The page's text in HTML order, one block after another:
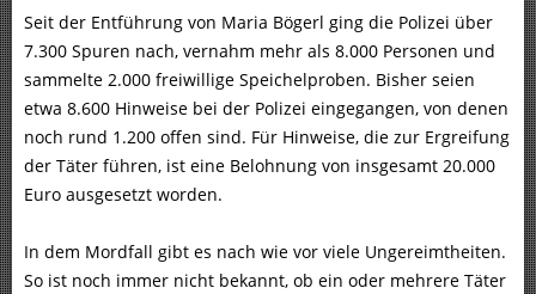
Seit der Entführung von Maria Bögerl ging die Polizei über
7.300 Spuren nach, vernahm mehr als 8.000 Personen und
sammelte 2.000 freiwillige Speichelproben. Bisher seien
etwa 8.600 Hinweise bei der Polizei eingegangen, von denen
noch rund 1.200 offen sind. Für Hinweise, die zur Ergreifung
der Täter führen, ist eine Belohnung von insgesamt 20.000
Euro ausgesetzt worden.
In dem Mordfall gibt es nach wie vor viele Ungereimtheiten.
So ist noch immer nicht bekannt, ob ein oder mehrere Täter